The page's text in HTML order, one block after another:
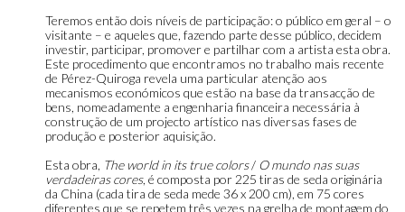
Teremos então dois níveis de participação: o público em geral – o
visitante – e aqueles que, fazendo parte desse público, decidem
investir, participar, promover e partilhar com a artista esta obra.
Este procedimento que encontramos no trabalho mais recente
de Pérez-Quiroga revela uma particular atenção aos
mecanismos económicos que estão na base da transacção de
bens, nomeadamente a engenharia financeira necessária à
construção de um projecto artístico nas diversas fases de
produção e posterior aquisição.
Esta obra, The world in its true colors/ O mundo nas suas
verdadeiras cores, é composta por 225 tiras de seda originária
da China (cada tira de seda mede 36 x 200 cm), em 75 cores
diferentes que se repetem três vezes na grelha de montagem do